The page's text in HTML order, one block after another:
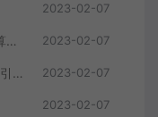
2023-02-07
传奇素材工具 图片缩放工具-自动计算出新坐标 2023-02-07
传奇引擎工具 九龙引擎 XO引擎 ASP引擎 mysql数据库 合区手机热更配置工具 2023-02-07
2023-02-07